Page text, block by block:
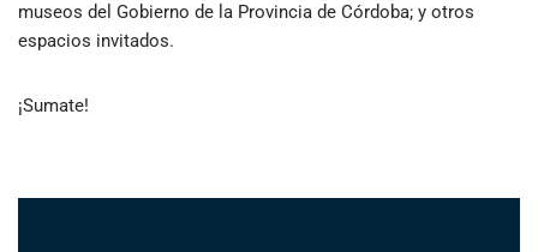
museos del Gobierno de la Provincia de Córdoba; y otros
espacios invitados.
¡Sumate!